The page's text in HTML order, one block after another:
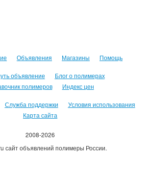
Объявления Магазины Помощь
объявление
Блог о полимерах
полимеров
Индекс цен
Служба поддержки
Условия использования
Карта сайта
2008-2026
сайт объявлений полимеры России.